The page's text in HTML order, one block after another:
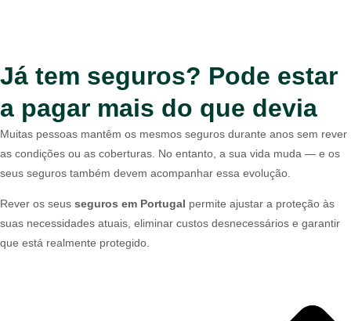
Já tem seguros? Pode estar
a pagar mais do que devia
Muitas pessoas mantêm os mesmos seguros durante anos sem rever
as condições ou as coberturas. No entanto, a sua vida muda — e os
seus seguros também devem acompanhar essa evolução.
Rever os seus seguros em Portugal permite ajustar a proteção às
suas necessidades atuais, eliminar custos desnecessários e garantir
que está realmente protegido.